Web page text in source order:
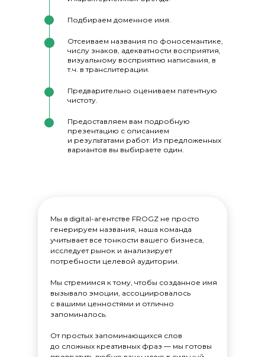
Отсеиваем названия по фоносемантике,
числу знаков, адекватности восприятия,
визуальному восприятию написания, в
т.ч. в транслитерации.
Подбираем доменное имя.
Предварительно оцениваем патентную
чистоту.
Предоставляем вам подробную
презентацию с описанием
и результатами работ. Из предложенных
вариантов вы выбираете один.
Мы в digital-агентстве FROGZ не просто
генерируем названия, наша команда
учитывает все тонкости вашего бизнеса,
исследует рынок и анализирует
потребности целевой аудитории.
Мы стремимся к тому, чтобы созданное имя
вызывало эмоции, ассоциировалось
с вашими ценностями и отлично
запоминалось.
От простых запоминающихся слов
до сложных креативных фраз — мы готовы